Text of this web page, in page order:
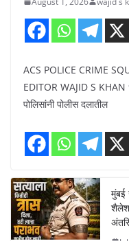
ACS POLICE CRIME
EDITOR WAJID S
पोलिसांनी पोलीस दलातील
मुंबई
शैलेश